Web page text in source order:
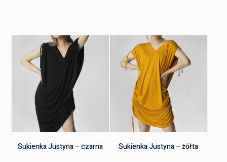
Sukienka Justyna – czarna Sukienka Justyna – żółta